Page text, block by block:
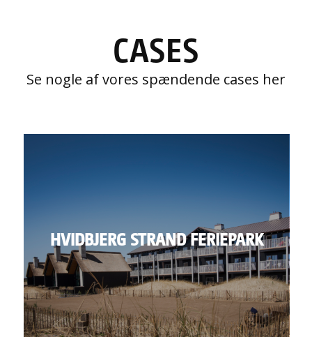
CASES
Se nogle af vores spændende cases her
HVIDBJERG STRAND FERIEPARK